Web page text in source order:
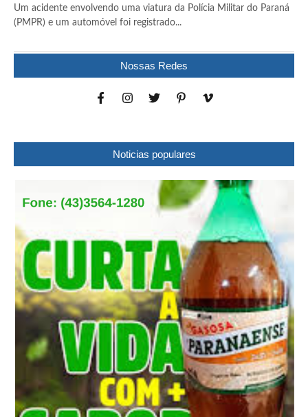
Um acidente envolvendo uma viatura da Polícia Militar do Paraná
(PMPR) e um automóvel foi registrado...
Nossas Redes
Noticias populares